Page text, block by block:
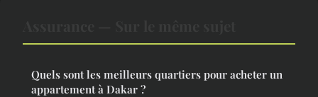
Quels sont les meilleurs quartiers pour acheter un
appartement à Dakar ?